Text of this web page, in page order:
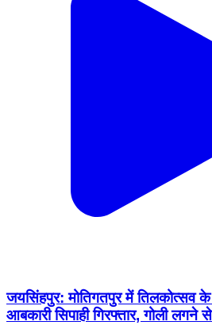
जयसिंहपुर: मोतिगतपुर में तिलकोत्सव के
आबकारी सिपाही गिरफ्तार, गोली लगने